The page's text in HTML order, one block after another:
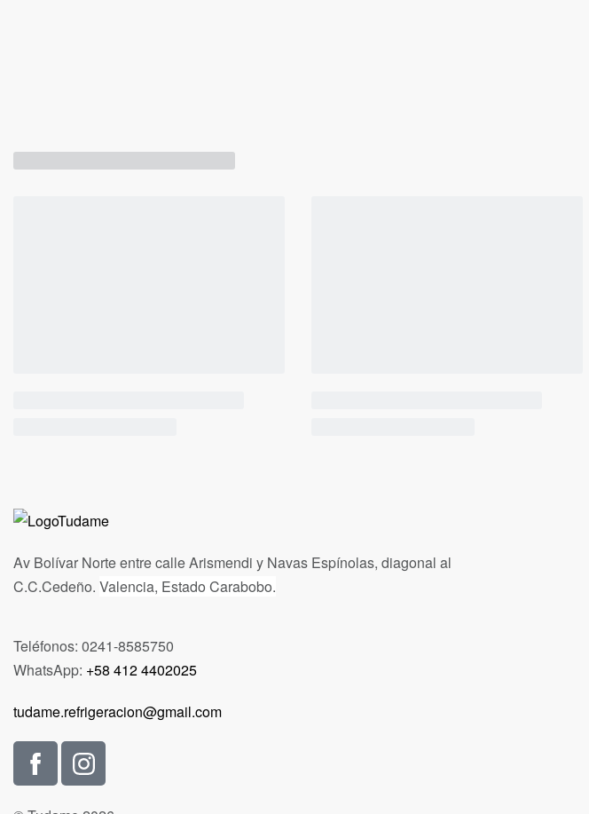
Av Bolívar Norte entre calle Arismendi y Navas Espínolas, diagonal al
C.C.Cedeño. Valencia, Estado Carabobo.
Teléfonos: 0241-8585750
WhatsApp: +58 412 4402025
tudame.refrigeracion@gmail.com